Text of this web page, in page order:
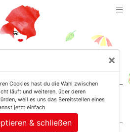
Not Girls.
×
Cookies hast du die Wahl zwischen
läuft und weiteren, über deren
weil es uns das Bereitstellen eines
jetzt einfach
& schließen